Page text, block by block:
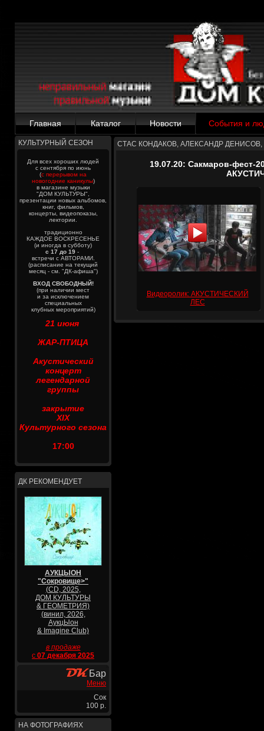
Главная Каталог Новости События и
КУЛЬТУРНЫЙ СЕЗОН
Для всех хороших людей
с сентября по июнь
(с перерывом на
новогодние каникулы)
в магазине музыки
"ДОМ КУЛЬТУРЫ",
презентации новых альбомов,
книг, фильмов,
концерты, видеопоказы,
лектории.
традиционно
КАЖДОЕ ВОСКРЕСЕНЬЕ
(и иногда в субботу)
с 17 до 19 -
встречи с АВТОРАМИ.
(расписание на текущий
месяц - см. "ДК-афиша")
ВХОД СВОБОДНЫЙ!
(при наличии мест
и за исключением
специальных
клубных мероприятий)
21 июня
ЖАР-ПТИЦА
Акустический
концерт
легендарной
группы
закрытие
XIX
Культурного сезона
17:00
ДК РЕКОМЕНДУЕТ
АУКЦЫОН
"Сокровище>"
(CD, 2025,
ДОМ КУЛЬТУРЫ
& ГЕОМЕТРИЯ)
(винил, 2026,
АукцЫон
& Imagine Club)
в продаже
с 07 декабря 2025
Бар
Меню
Сок
100 р.
НА ФОТОГРАФИЯХ
СТАС КОНДАКОВ, АЛЕКСАНДР
19.07.20: Сакмаров-фест-
Видеоролик: АКУСТИЧЕСКИЙ
ЛЕС